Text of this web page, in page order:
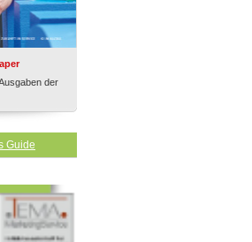
der
Guide